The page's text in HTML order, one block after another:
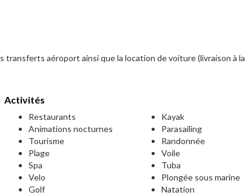
aéroport ainsi que la location de voiture (livraison à la
Activités
Restaurants
Animations nocturnes
Tourisme
Plage
Spa
Velo
Golf
Kayak
Parasailing
Randonnée
Voile
Tuba
Plongée sous marine
Natation